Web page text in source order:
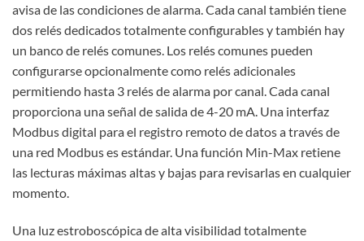
avisa de las condiciones de alarma. Cada canal también tiene
dos relés dedicados totalmente configurables y también hay
un banco de relés comunes. Los relés comunes pueden
configurarse opcionalmente como relés adicionales
permitiendo hasta 3 relés de alarma por canal. Cada canal
proporciona una señal de salida de 4-20 mA. Una interfaz
Modbus digital para el registro remoto de datos a través de
una red Modbus es estándar. Una función Min-Max retiene
las lecturas máximas altas y bajas para revisarlas en cualquier
momento.
Una luz estroboscópica de alta visibilidad totalmente